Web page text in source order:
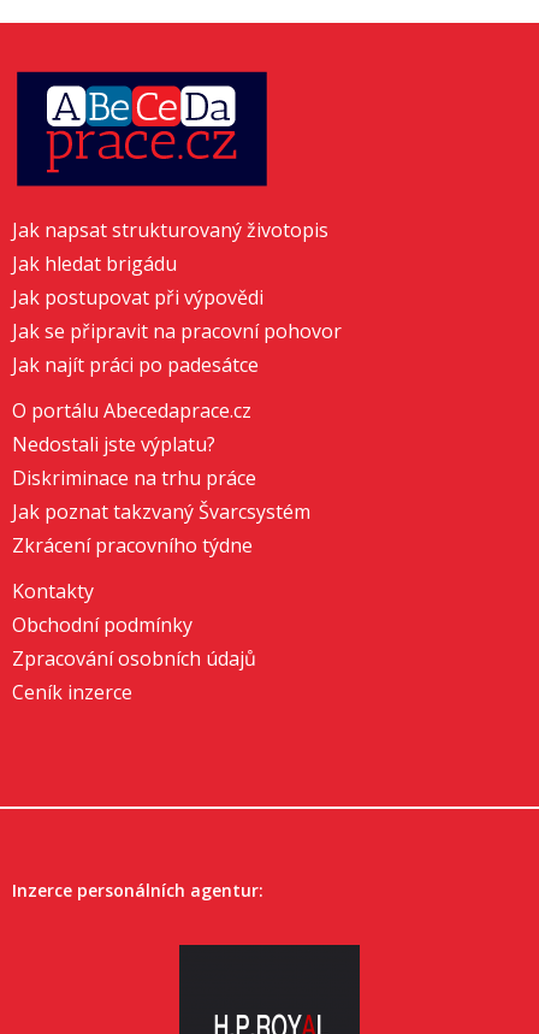
Jak napsat strukturovaný životopis
Jak hledat brigádu
Jak postupovat při výpovědi
Jak se připravit na pracovní pohovor
Jak najít práci po padesátce
O portálu Abecedaprace.cz
Nedostali jste výplatu?
Diskriminace na trhu práce
Jak poznat takzvaný Švarcsystém
Zkrácení pracovního týdne
Kontakty
Obchodní podmínky
Zpracování osobních údajů
Ceník inzerce
Inzerce personálních agentur: